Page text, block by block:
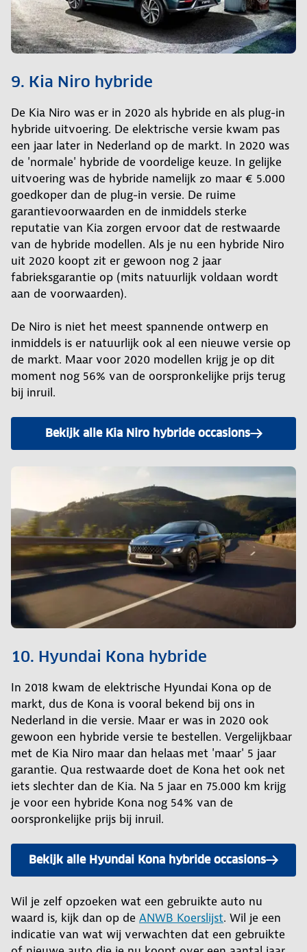
9. Kia Niro hybride
De Kia Niro was er in 2020 als hybride en als plug-in
hybride uitvoering. De elektrische versie kwam pas
een jaar later in Nederland op de markt. In 2020 was
de 'normale' hybride de voordelige keuze. In gelijke
uitvoering was de hybride namelijk zo maar € 5.000
goedkoper dan de plug-in versie. De ruime
garantievoorwaarden en de inmiddels sterke
reputatie van Kia zorgen ervoor dat de restwaarde
van de hybride modellen. Als je nu een hybride Niro
uit 2020 koopt zit er gewoon nog 2 jaar
fabrieksgarantie op (mits natuurlijk voldaan wordt
aan de voorwaarden).
De Niro is niet het meest spannende ontwerp en
inmiddels is er natuurlijk ook al een nieuwe versie op
de markt. Maar voor 2020 modellen krijg je op dit
moment nog 56% van de oorspronkelijke prijs terug
bij inruil.
Bekijk alle Kia Niro hybride occasions
10. Hyundai Kona hybride
In 2018 kwam de elektrische Hyundai Kona op de
markt, dus de Kona is vooral bekend bij ons in
Nederland in die versie. Maar er was in 2020 ook
gewoon een hybride versie te bestellen. Vergelijkbaar
met de Kia Niro maar dan helaas met 'maar' 5 jaar
garantie. Qua restwaarde doet de Kona het ook net
iets slechter dan de Kia. Na 5 jaar en 75.000 km krijg
je voor een hybride Kona nog 54% van de
oorspronkelijke prijs bij inruil.
Bekijk alle Hyundai Kona hybride occasions
Wil je zelf opzoeken wat een gebruikte auto nu
waard is, kijk dan op de ANWB Koerslijst. Wil je een
indicatie van wat wij verwachten dat een gebruikte